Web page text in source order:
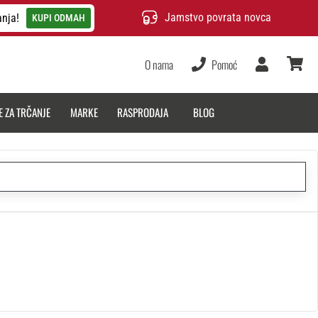
KUPI ODMAH Jamstvo povrata novca
O nama Pomoć
Korisnik
ZA TRČANJE MARKE RASPRODAJA BLOG